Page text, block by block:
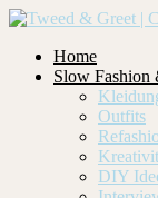
Home
Slow Fashion
Outfits
DIY